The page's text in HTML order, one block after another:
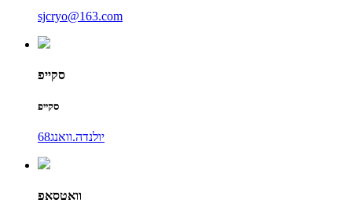
sjcryo@163.com
סקייפ
סקייפ
יולנדה.וואנג68
וואטסאפ